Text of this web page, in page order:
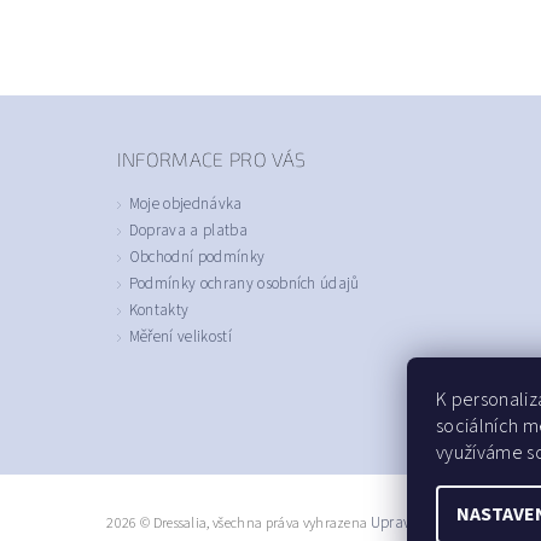
INFORMACE PRO VÁS
Moje objednávka
Doprava a platba
Obchodní podmínky
Podmínky ochrany osobních údajů
Kontakty
Měření velikostí
2026 © Dressalia, všechna práva vyhrazena Upravit nastavení cookies
K
sociálních
využíváme